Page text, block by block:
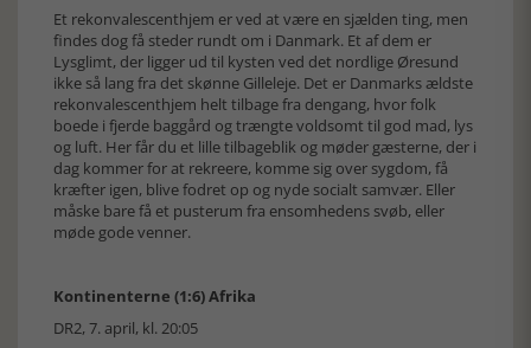
Et rekonvalescenthjem er ved at være en sjælden ting, men
findes dog få steder rundt om i Danmark. Et af dem er
Lysglimt, der ligger ud til kysten ved det nordlige Øresund
ikke så lang fra det skønne Gilleleje. Det er Danmarks ældste
rekonvalescenthjem helt tilbage fra dengang, hvor folk
boede i fjerde baggård og trængte voldsomt til god mad, lys
og luft. Her får du et lille tilbageblik og møder gæsterne, der i
dag kommer for at rekreere, komme sig over sygdom, få
kræfter igen, blive fodret op og nyde socialt samvær. Eller
måske bare få et pusterum fra ensomhedens svøb, eller
møde gode venner.
Kontinenterne (1:6) Afrika
DR2, 7. april, kl. 20:05